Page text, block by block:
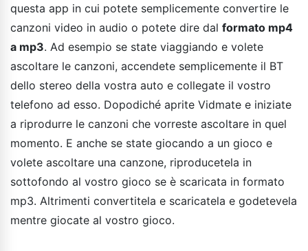
questa app in cui potete semplicemente convertire le
canzoni video in audio o potete dire dal formato mp4
a mp3. Ad esempio se state viaggiando e volete
ascoltare le canzoni, accendete semplicemente il BT
dello stereo della vostra auto e collegate il vostro
telefono ad esso. Dopodiché aprite Vidmate e iniziate
a riprodurre le canzoni che vorreste ascoltare in quel
momento. E anche se state giocando a un gioco e
volete ascoltare una canzone, riproducetela in
sottofondo al vostro gioco se è scaricata in formato
mp3. Altrimenti convertitela e scaricatela e godetevela
mentre giocate al vostro gioco.